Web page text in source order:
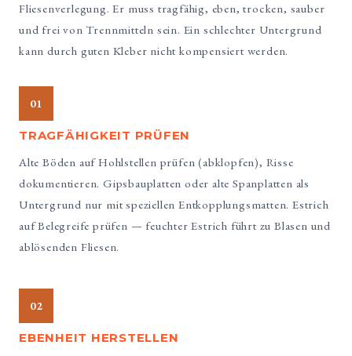
Fliesenverlegung. Er muss tragfähig, eben, trocken, sauber
und frei von Trennmitteln sein. Ein schlechter Untergrund
kann durch guten Kleber nicht kompensiert werden.
01
TRAGFÄHIGKEIT PRÜFEN
Alte Böden auf Hohlstellen prüfen (abklopfen), Risse
dokumentieren. Gipsbauplatten oder alte Spanplatten als
Untergrund nur mit speziellen Entkopplungsmatten. Estrich
auf Belegreife prüfen — feuchter Estrich führt zu Blasen und
ablösenden Fliesen.
02
EBENHEIT HERSTELLEN